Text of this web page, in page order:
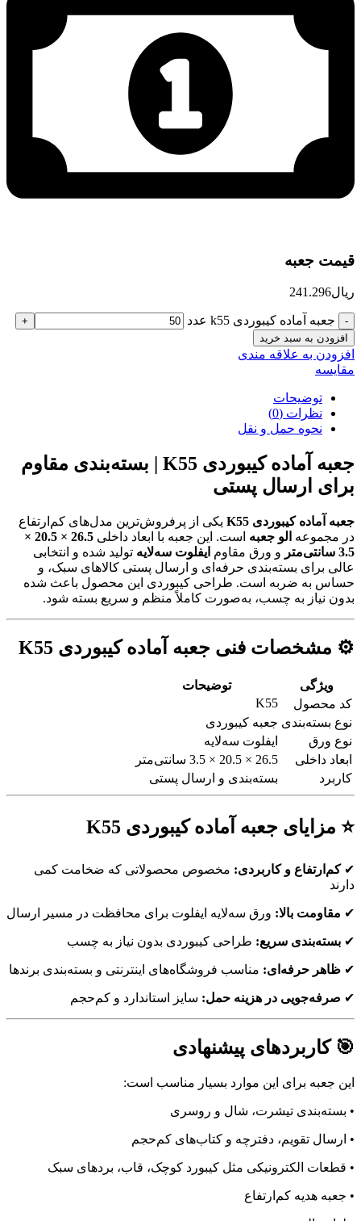
قیمت جعبه
ریال241.296
جعبه آماده کیبوردی k55 عدد
افزودن به سبد خرید
افزودن به علاقه مندی
مقایسه
توضیحات
نظرات (0)
نحوه حمل و نقل
جعبه آماده کیبوردی K55 | بسته‌بندی مقاوم
برای ارسال پستی
جعبه آماده کیبوردی K55
یکی از پرفروش‌ترین مدل‌های کم‌ارتفاع
در مجموعه الو جعبه است. این جعبه با ابعاد داخلی
26.5 × 20.5 ×
3.5 سانتی‌متر
و ورق مقاوم ایفلوت سه‌لایه تولید شده و انتخابی
عالی برای بسته‌بندی حرفه‌ای و ارسال پستی کالاهای سبک، و
حساس به ضربه است. طراحی کیبوردی این محصول باعث شده
بدون نیاز به چسب، به‌صورت کاملاً منظم و سریع بسته شود.
⚙️ مشخصات فنی جعبه آماده کیبوردی K55
ویژگی
توضیحات
کد محصول
K55
نوع بسته‌بندی جعبه کیبوردی
نوع ورق
ایفلوت سه‌لایه
ابعاد داخلی
26.5 × 20.5 × 3.5 سانتی‌متر
کاربرد
بسته‌بندی و ارسال پستی
⭐ مزایای جعبه آماده کیبوردی K55
✔کم‌ارتفاع و کاربردی: مخصوص محصولاتی که ضخامت کمی
دارند
✔ مقاومت بالا: ورق سه‌لایه ایفلوت برای محافظت در مسیر ارسال
✔ بسته‌بندی سریع: طراحی کیبوردی بدون نیاز به چسب
✔ ظاهر حرفه‌ای: مناسب فروشگاه‌های اینترنتی و بسته‌بندی برندها
✔ صرفه‌جویی در هزینه حمل: سایز استاندارد و کم‌حجم
🎯 کاربردهای پیشنهادی
این جعبه برای این موارد بسیار مناسب است:
• بسته‌بندی تیشرت، شال و روسری
• ارسال تقویم، دفترچه و کتاب‌های کم‌حجم
• قطعات الکترونیکی مثل کیبورد کوچک، قاب، بردهای سبک
• جعبه هدیه کم‌ارتفاع